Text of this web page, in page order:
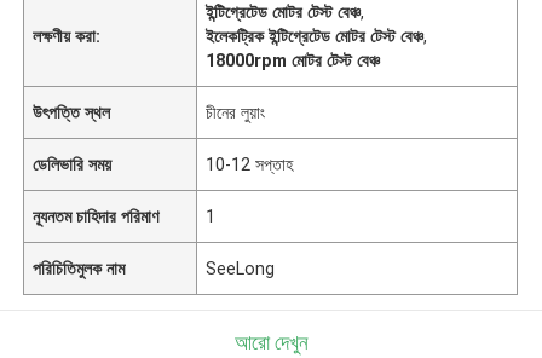
লক্ষণীয় করা:
ইন্টিগ্রেটেড মোটর টেস্ট বেঞ্চ,
ইলেকট্রিক ইন্টিগ্রেটেড মোটর টেস্ট বেঞ্চ,
18000rpm মোটর টেস্ট বেঞ্চ
উৎপত্তি স্থল চীনের লুয়াং
ডেলিভারি সময় 10-12 সপ্তাহ
ন্যূনতম চাহিদার পরিমাণ 1
পরিচিতিমুলক নাম SeeLong
আরো দেখুন